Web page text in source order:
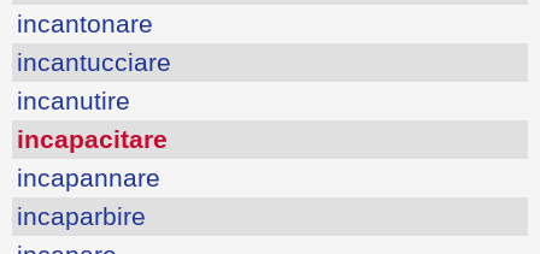
incantonare
incantucciare
incanutire
incapacitare
incapannare
incaparbire